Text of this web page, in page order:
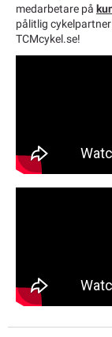
medarbetare på
pålitlig
TCMcykel.se!